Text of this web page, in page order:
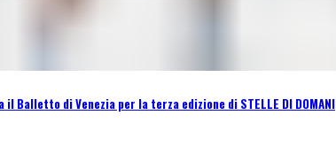
Balletto di Venezia per la terza edizione di STELLE DI DOMANI